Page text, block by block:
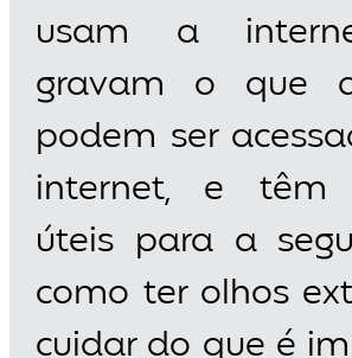
usam a
gravam o que
podem ser
internet, e têm
úteis para a
como ter olhos
cuidar do que é